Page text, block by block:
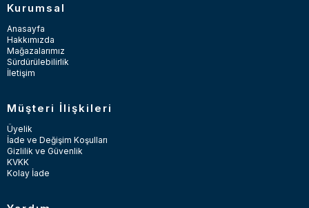
Kurumsal
Anasayfa
Hakkımızda
Mağazalarımız
Sürdürülebilirlik
İletişim
Müşteri İlişkileri
Üyelik
İade ve Değişim Koşulları
Gizlilik ve Güvenlik
KVKK
Kolay İade